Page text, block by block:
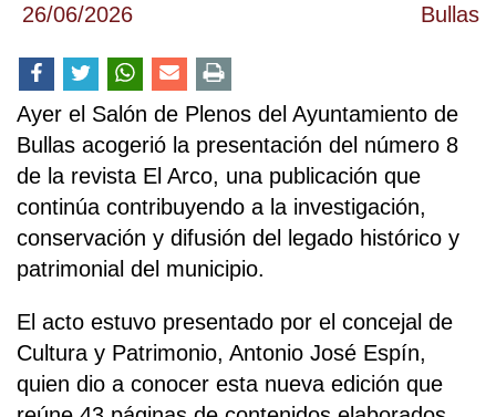
26/06/2026 Bullas
Ayer el Salón de Plenos del Ayuntamiento de
Bullas acogerió la presentación del número 8
de la revista El Arco, una publicación que
continúa contribuyendo a la investigación,
conservación y difusión del legado histórico y
patrimonial del municipio.
El acto estuvo presentado por el concejal de
Cultura y Patrimonio, Antonio José Espín,
quien dio a conocer esta nueva edición que